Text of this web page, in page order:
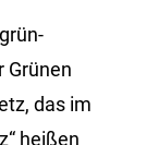
Grünen
das im
heißen